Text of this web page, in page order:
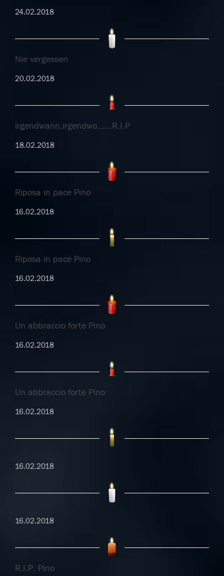
24.02.2018
Nie vergessen
20.02.2018
irgendwann,irgendwo......R.I.P
18.02.2018
Riposa in pace Pino
16.02.2018
Riposa in pace Pino
16.02.2018
Un abbraccio forte Pino
16.02.2018
Un abbraccio forte Pino
16.02.2018
16.02.2018
16.02.2018
R.I.P. Pino